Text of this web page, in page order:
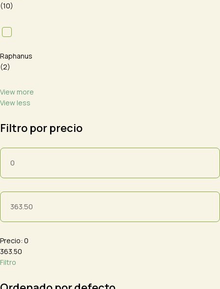
(10)
Raphanus
(2)
View more
View less
Filtro por precio
Precio: 0
363.50
Filtro